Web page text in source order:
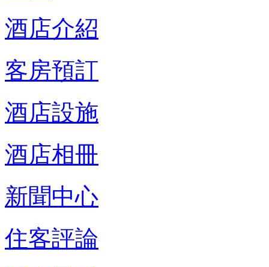
酒店介紹
客房預訂
酒店設施
酒店相冊
新聞中心
住客評論